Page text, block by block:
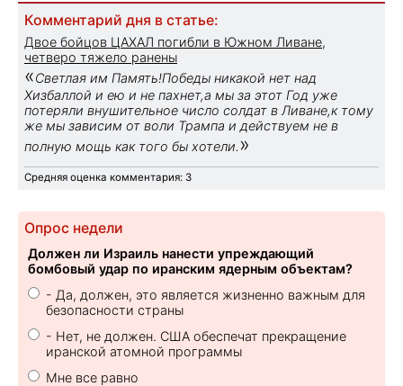
Комментарий дня в статье:
Двое бойцов ЦАХАЛ погибли в Южном Ливане,
четверо тяжело ранены
«Светлая им Память!Победы никакой нет над
Хизбаллой и ею и не пахнет,а мы за этот Год уже
потеряли внушительное число солдат в Ливане,к тому
же мы зависим от воли Трампа и действуем не в
полную мощь как того бы хотели. »
Средняя оценка комментария: 3
Опрос недели
Должен ли Израиль нанести упреждающий
бомбовый удар по иранским ядерным объектам?
- Да, должен, это является жизненно важным для
безопасности страны
- Нет, не должен. США обеспечат прекращение
иранской атомной программы
Мне все равно